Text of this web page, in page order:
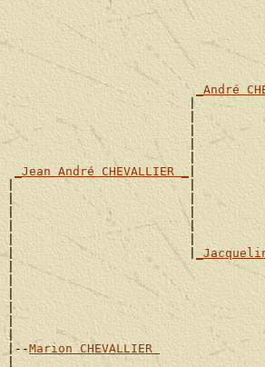
_André
|
|
|
|
|
_Jean André CHEVALLIER _
|                        |
|                        |
|
|                        |
|                        |
|                        |
|
|
|
|
|
|
|--Marion CHEVALLIER